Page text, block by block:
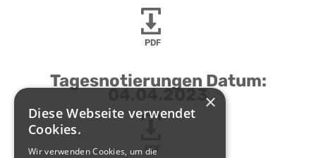
PDF
Tagesnotierungen Datum:
04.04.2023
PDF
×
Diese Webseite verwendet
Cookies.
Wir verwenden Cookies, um die